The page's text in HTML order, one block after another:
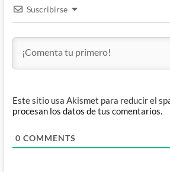
Suscribirse
Este sitio usa Akismet para reducir el
procesan los datos de tus comentarios.
0 COMMENTS